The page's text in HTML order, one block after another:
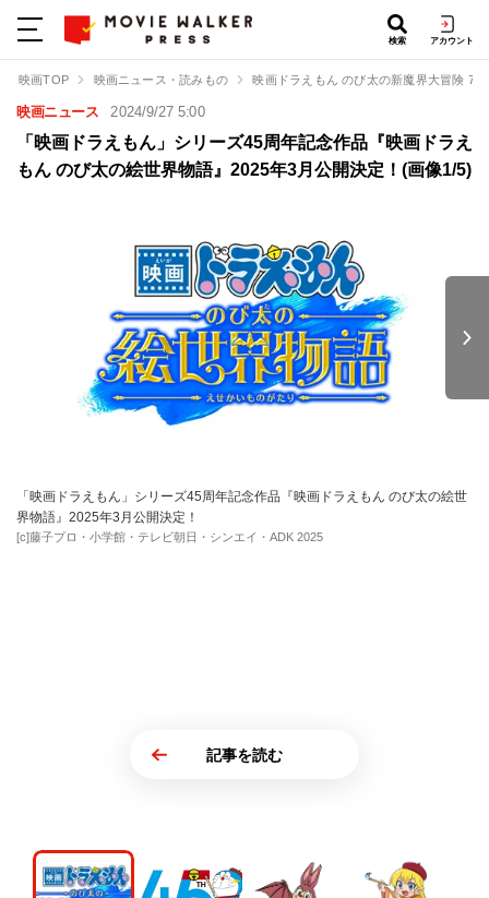
検索 アカウント
映画TOP 映画ニュース・読みもの 映画ドラえもん のび太の新魔界大冒険 7
映画ニュース 2024/9/27 5:00
「映画ドラえもん」シリーズ45周年記念作品『映画ドラえ
もん のび太の絵世界物語』2025年3月公開決定！(画像1/5)
「映画ドラえもん」シリーズ45周年記念作品『映画ドラえもん のび太の絵世
界物語』2025年3月公開決定！
[c]藤子プロ・小学館・テレビ朝日・シンエイ・ADK 2025
記事を読む